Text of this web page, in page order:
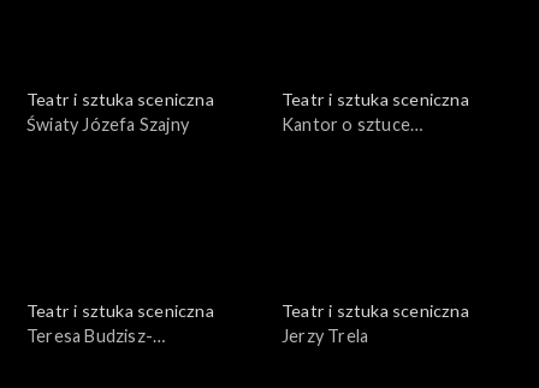
Teatr i sztuka sceniczna
Światy Józefa Szajny
Teatr i sztuka sceniczna
Kantor o sztuce
Teatr i sztuka sceniczna
Teresa Budzisz-
Teatr i sztuka sceniczna
Jerzy Trela